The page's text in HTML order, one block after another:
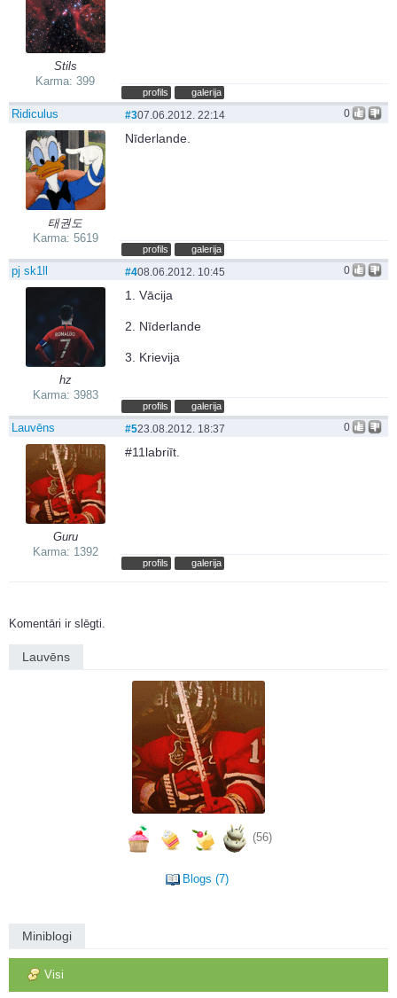
Stils
Karma: 399
profils galerija
Ridiculus
태권도
Karma: 5619
0
#307.06.2012. 22:14
Nīderlande.
profils galerija
pj sk1ll
hz
Karma: 3983
0
#408.06.2012. 10:45
1. Vācija
2. Nīderlande
3. Krievija
profils galerija
Lauvēns
Guru
Karma: 1392
0
#523.08.2012. 18:37
#11labriīt.
profils galerija
Komentāri ir slēgti.
Lauvēns
(56)
Blogs (7)
Miniblogi
Visi